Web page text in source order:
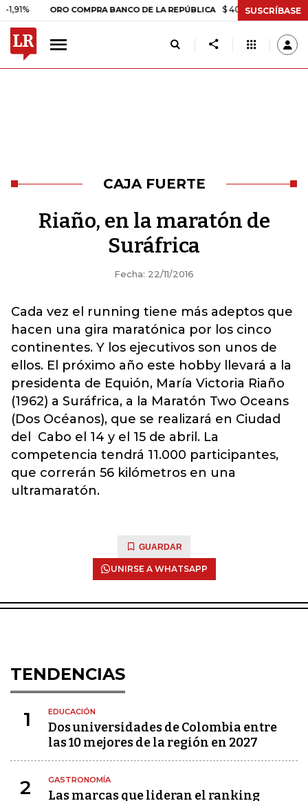
ORO COMPRA BANCO DE LA REPÚBLICA $ 408.498,97 +$ 8.753,81
SUSCRÍBASE
CAJA FUERTE
Riaño, en la maratón de
Suráfrica
Fecha: 22/11/2016
Cada vez el running tiene más adeptos que
hacen una gira maratónica por los cinco
continentes. Y los ejecutivos son unos de
ellos. El próximo año este hobby llevará a la
presidenta de Equión, María Victoria Riaño
(1962) a Suráfrica, a la Maratón Two Oceans
(Dos Océanos), que se realizará en Ciudad
del Cabo el 14 y el 15 de abril. La
competencia tendrá 11.000 participantes,
que correrán 56 kilómetros en una
ultramaratón.
GUARDAR
UNIRSE A WHATSAPP
TENDENCIAS
1 EDUCACIÓN
Dos universidades de Colombia entre
las 10 mejores de la región en 2027
2 GASTRONOMÍA
Las marcas que lideran el ranking